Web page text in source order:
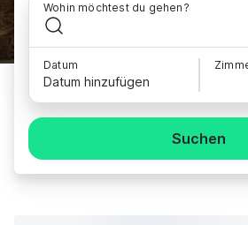
Wohin möchtest du gehen?
Datum
Datum hinzufügen
Suchen